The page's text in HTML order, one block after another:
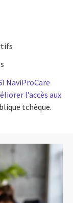
NaviProCare
l’accès aux
tchèque.